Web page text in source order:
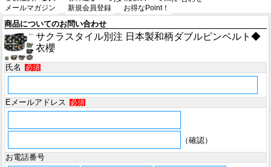
メールマガジン
新規会員登録 お得なPoint！
商品についてのお問い合わせ
サクラスタイル別注 日本製和柄ダブルピンベルト◆
衣櫻
氏名 必須
Eメールアドレス 必須
（確認）
お電話番号